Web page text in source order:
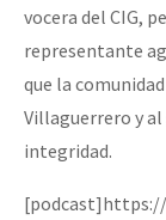
Video
Otras secciones
Semillero Guerra
la naturaleza
vocera del CIG,
representante
que la
Villaguerrero y
integridad.